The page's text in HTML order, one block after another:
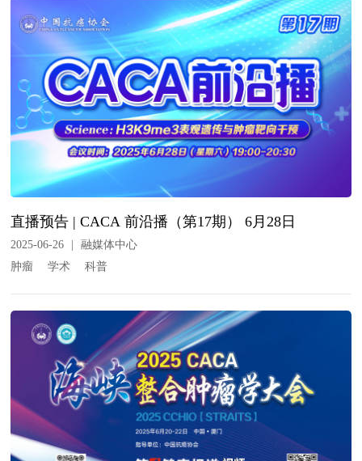
直播预告 | CACA 前沿播（第17期） 6月28日
2025-06-26 |
融媒体中心
肿瘤
学术 科普